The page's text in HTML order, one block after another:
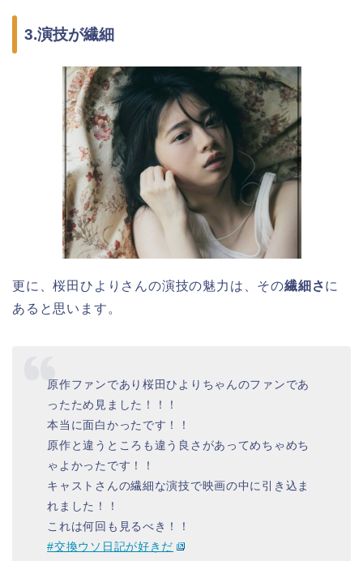
3.演技が繊細
更に、桜田ひよりさんの演技の魅力は、その繊細さに
あると思います。
原作ファンであり桜田ひよりちゃんのファンであ
ったため見ました！！！
本当に面白かったです！！
原作と違うところも違う良さがあってめちゃめち
ゃよかったです！！
キャストさんの繊細な演技で映画の中に引き込ま
れました！！
これは何回も見るべき！！
#交換ウソ日記が好きだ